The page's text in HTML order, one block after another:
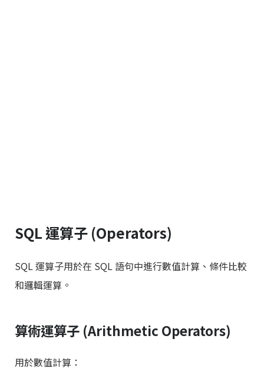
SQL 運算子 (Operators)
SQL 運算子用於在 SQL 語句中進行數值計算、條件比較
和邏輯運算。
算術運算子 (Arithmetic Operators)
用於數值計算：